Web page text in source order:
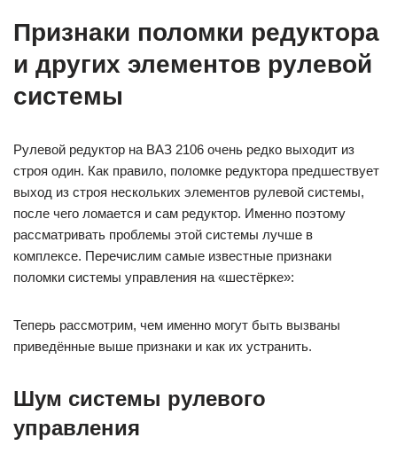
Признаки поломки редуктора
и других элементов рулевой
системы
Рулевой редуктор на ВАЗ 2106 очень редко выходит из
строя один. Как правило, поломке редуктора предшествует
выход из строя нескольких элементов рулевой системы,
после чего ломается и сам редуктор. Именно поэтому
рассматривать проблемы этой системы лучше в
комплексе. Перечислим самые известные признаки
поломки системы управления на «шестёрке»:
Теперь рассмотрим, чем именно могут быть вызваны
приведённые выше признаки и как их устранить.
Шум системы рулевого
управления